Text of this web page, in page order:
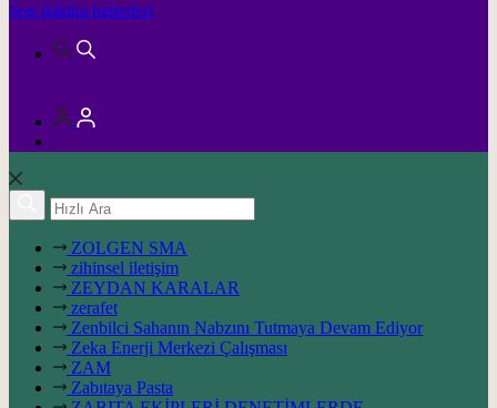
Son dakika haberleri
ZOLGEN SMA
zihinsel iletişim
ZEYDAN KARALAR
zerafet
Zenbilci Sahanın Nabzını Tutmaya Devam Ediyor
Zeka Enerji Merkezi Çalışması
ZAM
Zabıtaya Pasta